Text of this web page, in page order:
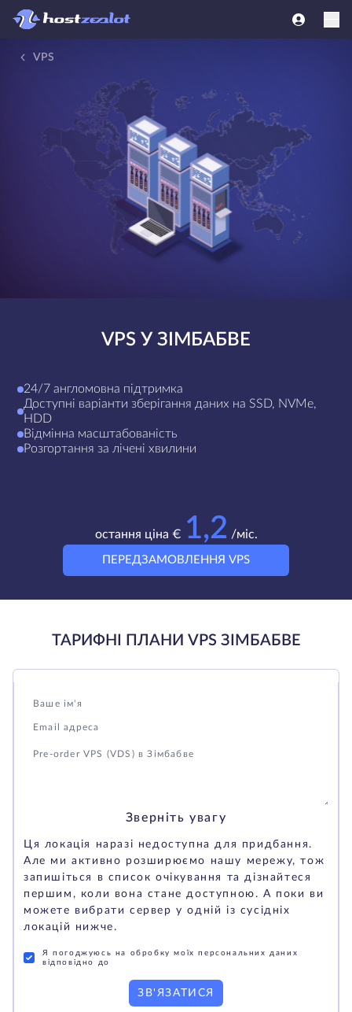
VPS
VPS У ЗІМБАБВЕ
24/7 англомовна підтримка
Доступні варіанти зберігання даних на SSD, NVMe,
HDD
Відмінна масштабованість
Розгортання за лічені хвилини
остання ціна € 1,2 /міс.
ПЕРЕДЗАМОВЛЕННЯ VPS
ТАРИФНІ ПЛАНИ VPS ЗІМБАБВЕ
Зверніть увагу
Ця локація наразі недоступна для придбання.
Але ми активно розширюємо нашу мережу, тож
запишіться в список очікування та дізнайтеся
першим, коли вона стане доступною. А поки ви
можете вибрати сервер у одній із сусідніх
локацій нижче.
Я погоджуюсь на обробку моїх персональних даних
відповідно до
ЗВ'ЯЗАТИСЯ